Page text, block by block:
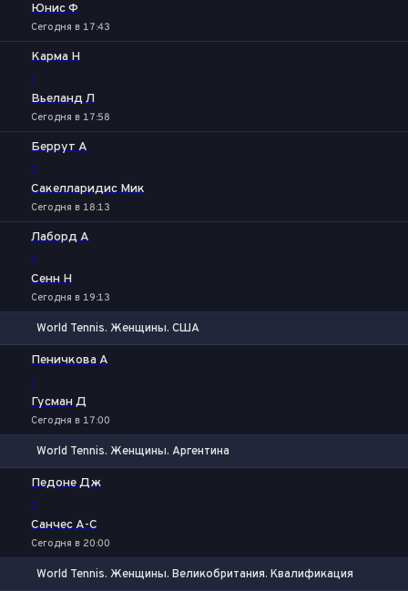
Юнис Ф
Сегодня в 17:43
Карма Н
-
Вьеланд Л
Сегодня в 17:58
Беррут А
-
Сакелларидис Мик
Сегодня в 18:13
Лаборд А
-
Сенн Н
Сегодня в 19:13
World Tennis. Женщины. США
Пеничкова А
-
Гусман Д
Сегодня в 17:00
World Tennis. Женщины. Аргентина
Педоне Дж
-
Санчес А-С
Сегодня в 20:00
World Tennis. Женщины. Великобритания. Квалификация